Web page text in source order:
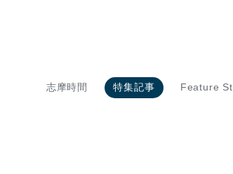
志摩時間 特集記事 Feature